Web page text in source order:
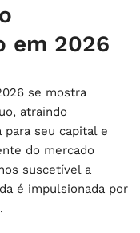
em 2026
se mostra
atraindo
para seu capital e
do mercado
suscetível a
é impulsionada por